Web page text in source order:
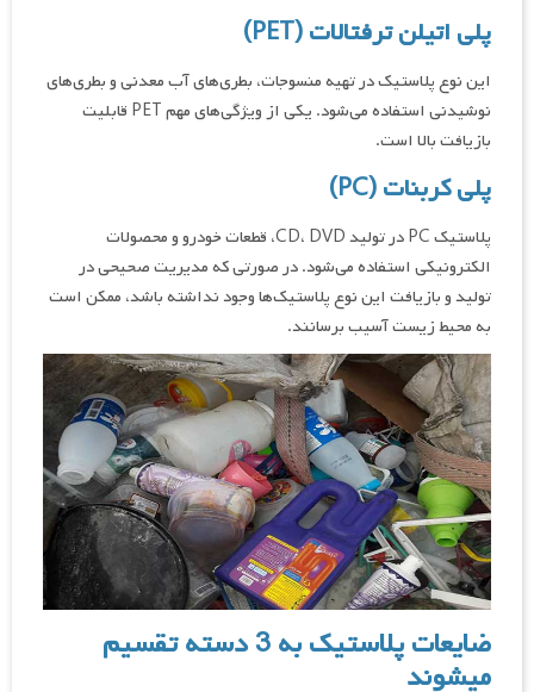
پلی اتیلن ترفتالات (PET)
این نوع پلاستیک در تهیه منسوجات، بطری‌های آب معدنی و بطری‌های
نوشیدنی استفاده می‌شود. یکی از ویژگی‌های مهم PET قابلیت
بازیافت بالا است.
پلی کربنات (PC)
پلاستیک PC در تولید CD، DVD، قطعات خودرو و محصولات
الکترونیکی استفاده می‌شود. در صورتی که مدیریت صحیحی در
تولید و بازیافت این نوع پلاستیک‌ها وجود نداشته باشد، ممکن است
به محیط زیست آسیب برسانند.
ضایعات پلاستیک به 3 دسته تقسیم
میشوند